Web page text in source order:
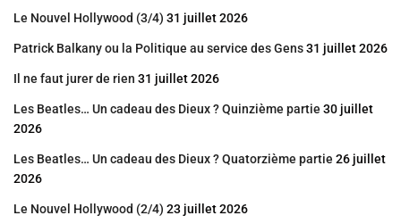
Le Nouvel Hollywood (3/4) 31 juillet 2026
Patrick Balkany ou la Politique au service des Gens31 juillet 2026
Il ne faut jurer de rien 31 juillet 2026
Les Beatles… Un cadeau des Dieux ? Quinzième partie 30 juillet
2026
Les Beatles… Un cadeau des Dieux ? Quatorzième partie 26 juillet
2026
Le Nouvel Hollywood (2/4) 23 juillet 2026